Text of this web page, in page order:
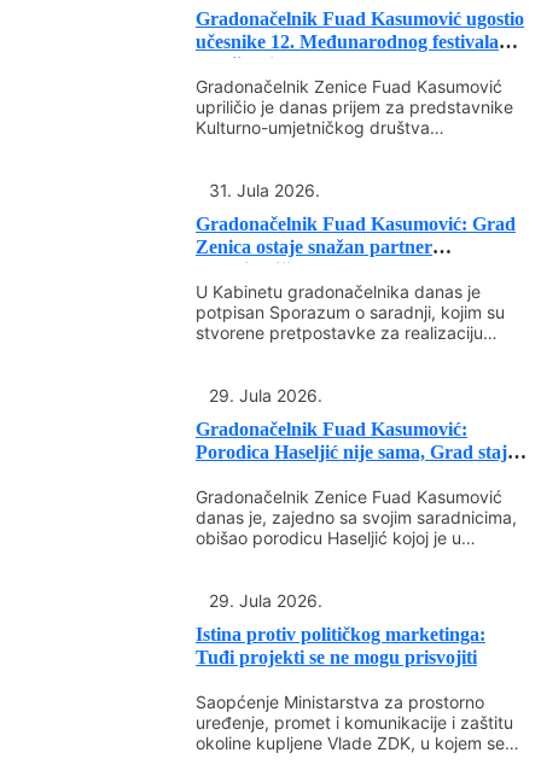
bit će organizirana i posebna tura s
obučenim planinarima koji će ih učiti kako
čuvati. Grad Zenica bit će generalni
pokrovitelj manifestacija koje okupljaju
nije samo sport već i način života koji
razvija odgovornost prema prirodi, njeguje
zajedništvo i solidarnost. Vjerujem da će i
prilika za druženje, razmjenu iskustava i
promociju naših prirodnih ljepota”, izjavio je
Gradonačelnik Fuad Kasumović ugostio
učesnike 12. Međunarodnog festivala
„Mošćanica fest“
Gradonačelnik Zenice Fuad Kasumović
upriličio je danas prijem za predstavnike
Kulturno-umjetničkog društva
31. Jula 2026.
Gradonačelnik Fuad Kasumović: Grad
Zenica ostaje snažan partner
organizaciji ZEPS-a...
U Kabinetu gradonačelnika danas je
potpisan Sporazum o saradnji, kojim su
stvorene pretpostavke za realizaciju
29. Jula 2026.
Gradonačelnik Fuad Kasumović:
Porodica Haseljić nije sama, Grad staje
Gradonačelnik Zenice Fuad Kasumović
danas je, zajedno sa svojim saradnicima,
obišao porodicu Haseljić kojoj je u
29. Jula 2026.
Istina protiv političkog marketinga:
Tuđi projekti se ne mogu prisvojiti
Saopćenje Ministarstva za prostorno
uređenje, promet i komunikacije i zaštitu
okoline kupljene Vlade ZDK, u kojem se